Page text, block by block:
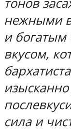
нежными
и
вкусом,
сила и